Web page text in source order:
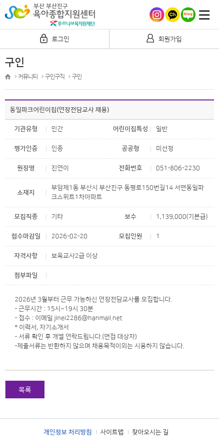
로그인 회원가입
구인
커뮤니티 구인구직 구인
동일파크어린이집(연장전담교사 채용)
기관유형 민간 어린이집특성 일반
평가인증 인증 공공형 미선정
원장명 진연이 전화번호 051-806-2230
소재지
부암제1동 부산시 부산진구 동평로150번길14 서면동일파
크스위트1차아파트
모집직종 기타 보수 1,139,000(기본급)
접수마감일 2026-02-20 모집인원 1
자격사항 보육교사2급 이상
첨부파일
2026년 3월부터 근무 가능하신 연장전담교사를 모집합니다.
- 근무시간 : 15시~19시 30분
- 접수 : 이메일 jinei2286@hanmail.net
* 이력서, 자기소개서
- 서류 확인 후 개별 연락드립니다.(면접 대상자)
-제출서류는 반환하지 않으며 채용목적이외는 시용하지 않습니다.
목록
개인정보 처리방침 사이트맵 찾아오시는 길